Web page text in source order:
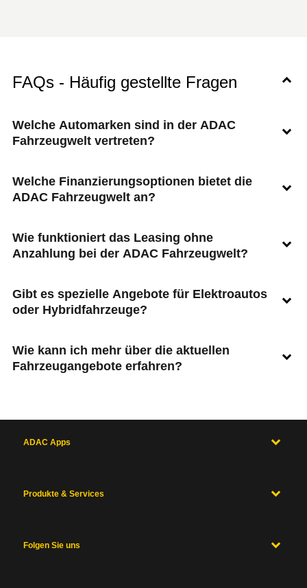
FAQs - Häufig gestellte Fragen
Welche Automarken sind in der ADAC
Fahrzeugwelt vertreten?
Welche Finanzierungsoptionen bietet die
ADAC Fahrzeugwelt an?
Wie funktioniert das Leasing ohne
Anzahlung bei der ADAC Fahrzeugwelt?
Gibt es spezielle Angebote für Elektroautos
oder Hybridfahrzeuge?
Wie kann ich mehr über die aktuellen
Fahrzeugangebote erfahren?
ADAC Apps
Produkte & Services
Folgen Sie uns